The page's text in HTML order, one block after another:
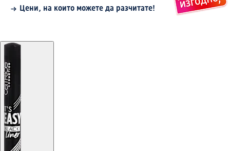
Цени, на които можете да разчитате!